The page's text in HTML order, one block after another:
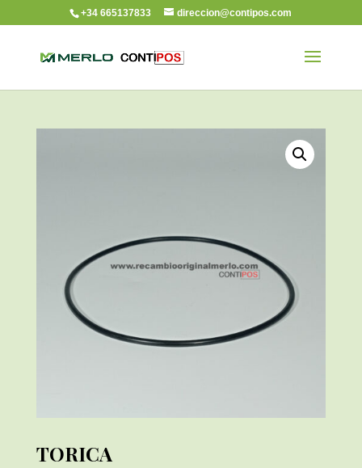
+34 665137833 direccion@contipos.com
TORICA